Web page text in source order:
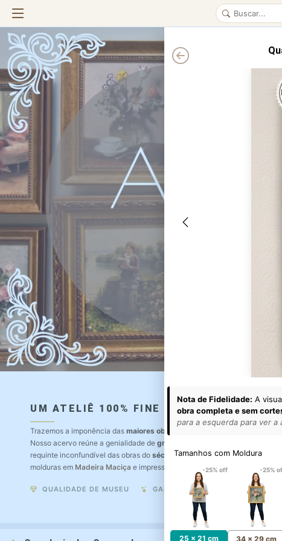
UM ATELIÊ 100% FINE ART
Trazemos a imponência das maiores obras de arte do mundo
Nosso acervo reúne a genialidade de grandes pintores renomados
requinte inconfundível das obras do século XIX. Produção artesanal em
molduras em Madeira Maciça e impressão com Pigmentação Mineral.
QUALIDADE DE MUSEU GARANTIA ETERNA
Nota de Fidelidade: A
obra completa e sem
para a esquerda para ver a
Tamanhos com Moldura
-25% off
25 x 21 cm
-25%
34 x 29 cm